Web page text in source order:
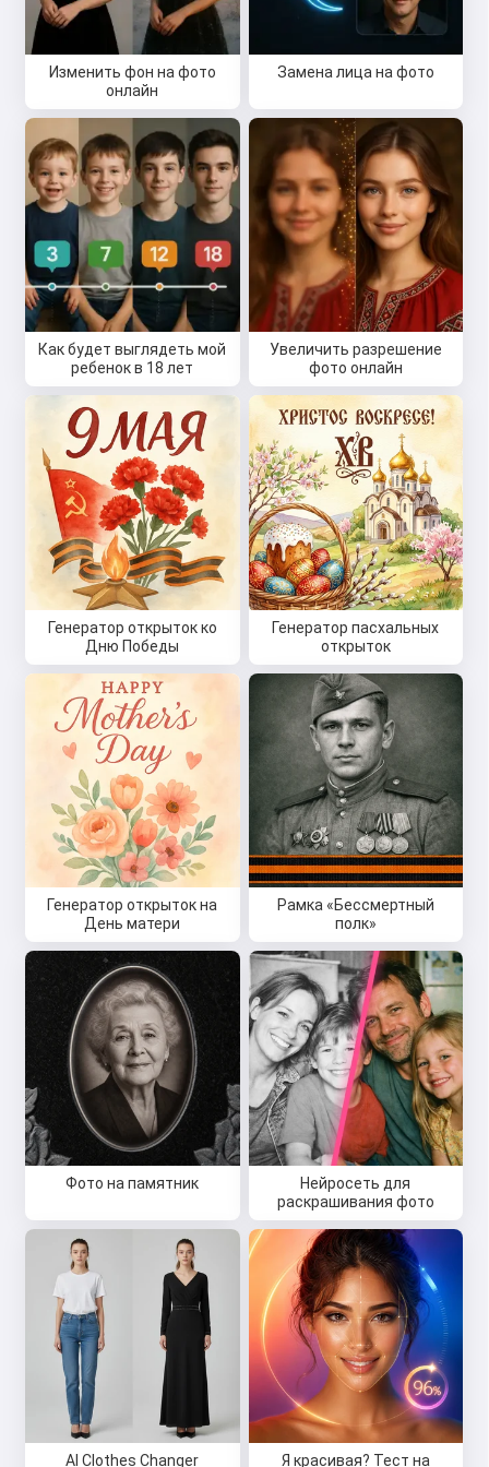
Изменить фон на фото
онлайн
Замена лица на фото
Как будет выглядеть мой
ребенок в 18 лет
Увеличить разрешение
фото онлайн
Генератор открыток ко
Дню Победы
Генератор пасхальных
открыток
Генератор открыток на
День матери
Рамка «Бессмертный
полк»
Фото на памятник
Нейросеть для
раскрашивания фото
AI Clothes Changer Я красивая? Тест на